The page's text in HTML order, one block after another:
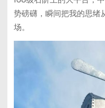
势磅礴，瞬间把我的思绪
场。